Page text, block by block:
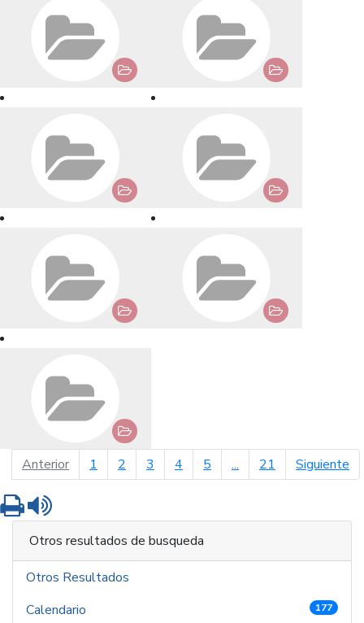
Anteriorpágina anterior
1 2 3 4 5 ... 21 Siguiente
Imprimir
Otros resultados de busqueda
Otros Resultados
Calendario
177